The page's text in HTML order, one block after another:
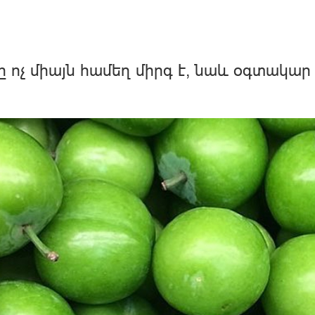
ոչ միայն համեղ միրգ է, նաև օգտակար